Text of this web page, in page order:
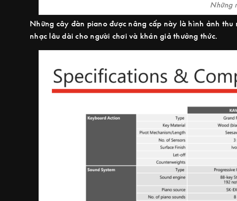
Những
Những cây đàn piano được nâng cấp này là hình ảnh
nhạc lâu dài cho người chơi và khán giả thưởng thức.